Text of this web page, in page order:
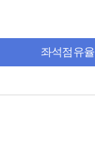
좌석점유율